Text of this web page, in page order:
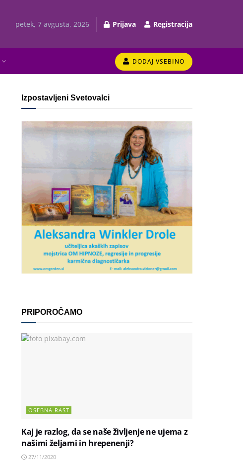
petek, 7 avgusta, 2026 Prijava Registracija
DODAJ VSEBINO
Izpostavljeni Svetovalci
PRIPOROČAMO
OSEBNA RAST
Kaj je razlog, da se naše življenje ne ujema z
našimi željami in hrepenenji?
27/11/2020